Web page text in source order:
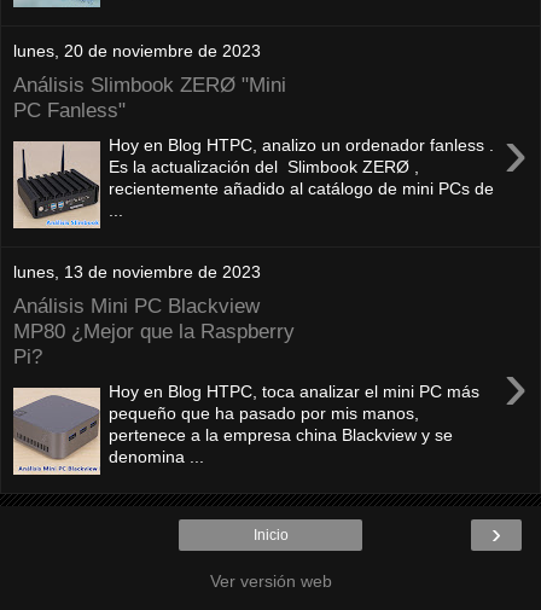
lunes, 20 de noviembre de 2023
Análisis Slimbook ZERØ "Mini
PC Fanless"
›
Hoy en Blog HTPC, analizo un ordenador fanless .
Es la actualización del Slimbook ZERØ ,
recientemente añadido al catálogo de mini PCs de
lunes, 13 de noviembre de 2023
Análisis Mini PC Blackview
MP80 ¿Mejor que la Raspberry
Pi?
›
Hoy en Blog HTPC, toca analizar el mini PC más
pequeño que ha pasado por mis manos,
pertenece a la empresa china Blackview y se
denomina ...
›
Inicio
Ver versión web